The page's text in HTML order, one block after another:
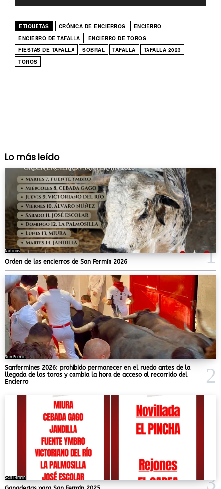
ETIQUETAS CRÓNICA DE ENCIERROS
ENCIERRO
ENCIERRO DE TAFALLA
ENCIERRO DE TOROS
FIESTAS DE TAFALLA
SOBRAL TAFALLA
TAFALLA 2023
TOROS
Lo más leído
Noticias
Orden de los encierros de San Fermín 2026
San Fermín
Sanfermines 2026: prohibido permanecer en el ruedo antes de la
llegada de los toros y cambia la hora de acceso al recorrido del
Encierro
San Fermín